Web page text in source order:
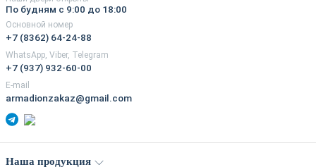
По будням с 9:00 до 18:00
Основной номер
+7 (8362) 64-24-88
WhatsApp, Viber, Telegram
+7 (937) 932-60-00
E-mail
armadionzakaz@gmail.com
Наша продукция